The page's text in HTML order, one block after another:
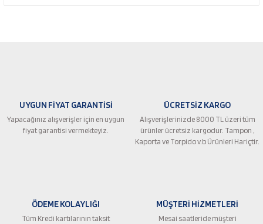
Ürün açıklamasında eksik bilgiler bulunuyor.
Ürün bilgilerinde hatalar bulunuyor.
Ürün fiyatı diğer sitelerden daha pahalı.
UYGUN FİYAT GARANTİSİ
Yapacağınız alışverişler için en uygun
fiyat garantisi vermekteyiz.
ÜCRETSİZ KARGO
Alışverişlerinizde 8000 TL üzeri tüm
ürünler ücretsiz kargodur. Tampon ,
Kaporta ve Torpido v.b Ürünleri Hariçtir.
ÖDEME KOLAYLIĞI
Tüm Kredi kartılarının taksit
MÜŞTERİ HİZMETLERİ
Mesai saatleride müşteri